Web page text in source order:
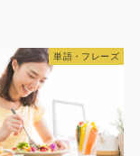
単語・フレーズ